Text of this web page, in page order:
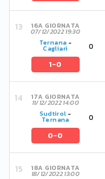
16A GIORNATA
07/12/2022 19:30
Ternana -
Cagliari
1-0
0
17A GIORNATA
11/12/2022 14:00
Sudtirol -
Ternana
0-0
0
18A GIORNATA
18/12/2022 13:00